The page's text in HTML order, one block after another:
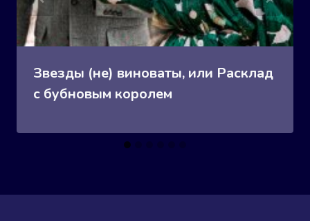
Звезды (не) виноваты, или Расклад
с бубновым королем